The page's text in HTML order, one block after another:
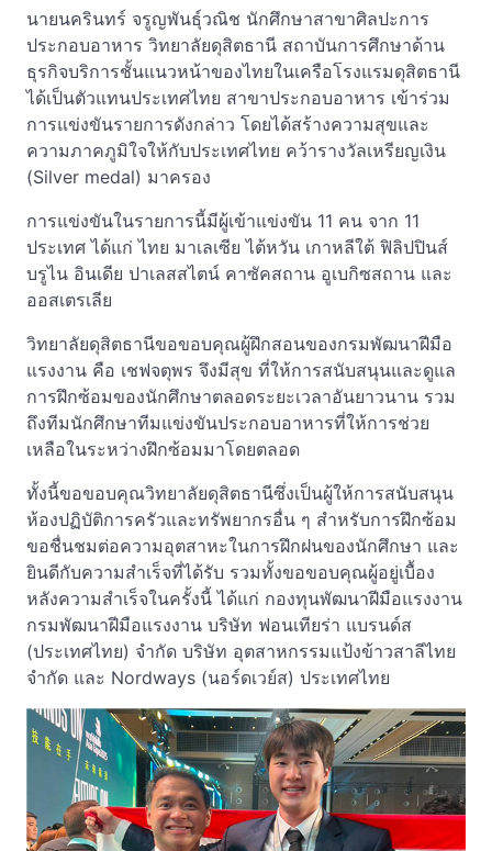
นายนครินทร์ จรูญพันธุ์วณิช นักศึกษาสาขาศิลปะการ
ประกอบอาหาร วิทยาลัยดุสิตธานี สถาบันการศึกษาด้าน
ธุรกิจบริการชั้นแนวหน้าของไทยในเครือโรงแรมดุสิตธานี
ได้เป็นตัวแทนประเทศไทย สาขาประกอบอาหาร เข้าร่วม
การแข่งขันรายการดังกล่าว โดยได้สร้างความสุขและ
ความภาคภูมิใจให้กับประเทศไทย คว้ารางวัลเหรียญเงิน
(Silver medal) มาครอง
การแข่งขันในรายการนี้มีผู้เข้าแข่งขัน 11 คน จาก 11
ประเทศ ได้แก่ ไทย มาเลเซีย ไต้หวัน เกาหลีใต้ ฟิลิปปินส์
บรูไน อินเดีย ปาเลสสไตน์ คาซัคสถาน อูเบกิซสถาน และ
ออสเตรเลีย
วิทยาลัยดุสิตธานีขอขอบคุณผู้ฝึกสอนของกรมพัฒนาฝีมือ
แรงงาน คือ เชฟจตุพร จึงมีสุข ที่ให้การสนับสนุนและดูแล
การฝึกซ้อมของนักศึกษาตลอดระยะเวลาอันยาวนาน รวม
ถึงทีมนักศึกษาทีมแข่งขันประกอบอาหารที่ให้การช่วย
เหลือในระหว่างฝึกซ้อมมาโดยตลอด
ทั้งนี้ขอขอบคุณวิทยาลัยดุสิตธานีซึ่งเป็นผู้ให้การสนับสนุน
ห้องปฏิบัติการครัวและทรัพยากรอื่น ๆ สำหรับการฝึกซ้อม
ขอชื่นชมต่อความอุตสาหะในการฝึกฝนของนักศึกษา และ
ยินดีกับความสำเร็จที่ได้รับ รวมทั้งขอขอบคุณผู้อยู่เบื้อง
หลังความสำเร็จในครั้งนี้ ได้แก่ กองทุนพัฒนาฝีมือแรงงาน
กรมพัฒนาฝีมือแรงงาน บริษัท ฟอนเทียร่า แบรนด์ส
(ประเทศไทย) จำกัด บริษัท อุตสาหกรรมแป้งข้าวสาลีไทย
จำกัด และ Nordways (นอร์ดเวย์ส) ประเทศไทย